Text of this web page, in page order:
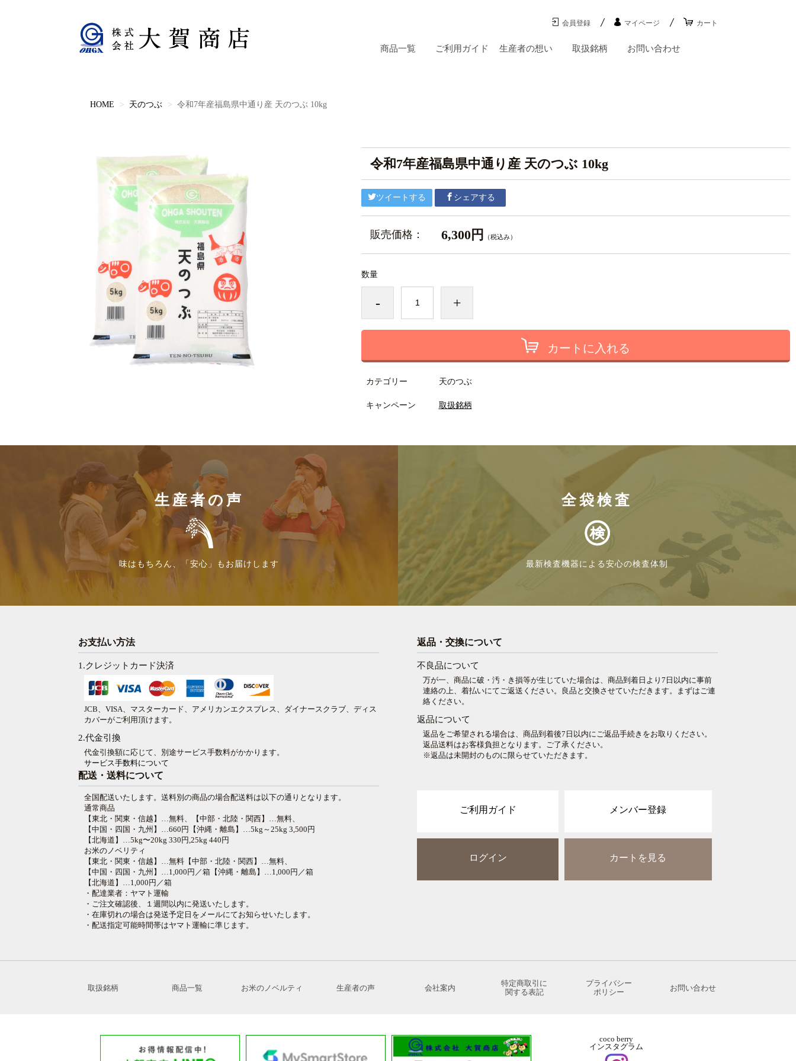
会員登録 マイページ カート
商品一覧 ご利用ガイド 生産者の想い 取扱銘柄 お問い合わせ
HOME 天のつぶ 令和7年産福島県中通り産 天のつぶ 10kg
令和7年産福島県中通り産 天のつぶ 10kg
ツイートする シェアする
販売価格： 6,300円 （税込み）
数量
- +
カートに入れる
カテゴリー 天のつぶ
キャンペーン 取扱銘柄
生産者の声
味はもちろん、「安心」もお届けします
全袋検査
最新検査機器による安心の検査体制
お支払い方法
1.クレジットカード決済
JCB、VISA、マスターカード、アメリカンエクスプレス、ダイナースクラブ、ディス
カバーがご利用頂けます。
2.代金引換
代金引換額に応じて、別途サービス手数料がかかります。
サービス手数料について
配送・送料について
全国配送いたします。送料別の商品の場合配送料は以下の通りとなります。
通常商品
【東北・関東・信越】…無料、【中部・北陸・関西】…無料、
【中国・四国・九州】…660円【沖縄・離島】…5kg～25kg 3,500円
【北海道】…5kg〜20kg 330円,25kg 440円
お米のノベリティ
【東北・関東・信越】…無料【中部・北陸・関西】…無料、
【中国・四国・九州】…1,000円／箱【沖縄・離島】…1,000円／箱
【北海道】…1,000円／箱
・配達業者：ヤマト運輸
・ご注文確認後、１週間以内に発送いたします。
・在庫切れの場合は発送予定日をメールにてお知らせいたします。
・配送指定可能時間帯はヤマト運輸に準じます。
返品・交換について
不良品について
万が一、商品に破・汚・き損等が生じていた場合は、商品到着日より7日以内に事前
連絡の上、着払いにてご返送ください。良品と交換させていただきます。まずはご連
絡ください。
返品について
返品をご希望される場合は、商品到着後7日以内にご返品手続きをお取りください。
返品送料はお客様負担となります。ご了承ください。
※返品は未開封のものに限らせていただきます。
ご利用ガイド メンバー登録
ログイン カートを見る
取扱銘柄 商品一覧 お米のノベルティ 生産者の声 会社案内
特定商取引に
関する表記
プライバシー
ポリシー
お問い合わせ
coco berry
インスタグラム